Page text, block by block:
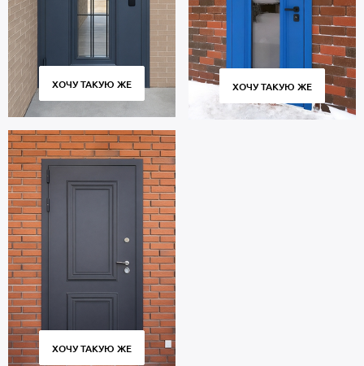
ХОЧУ ТАКУЮ ЖЕ
ХОЧУ ТАКУЮ ЖЕ
ХОЧУ ТАКУЮ ЖЕ